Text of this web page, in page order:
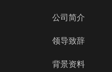
公司简介
领导致辞
背景资料